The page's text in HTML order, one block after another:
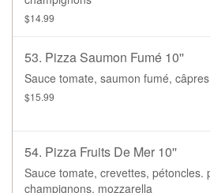
$14.99
53. Pizza Saumon Fumé 10''
Sauce tomate, saumon fumé,
$15.99
54. Pizza Fruits De Mer 10''
Sauce tomate, crevettes, pétoncles.
champignons, mozzarella